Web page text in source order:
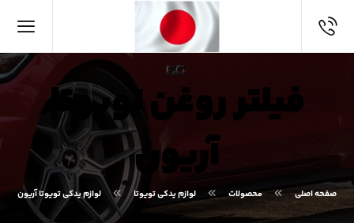
فیلتر روغن تویوتا
آریون
صفحه اصلی محصولات لوازم یدکی تویوتا لوازم یدکی تویوتا آریون